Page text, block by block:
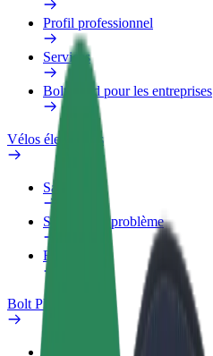
Profil professionnel
Services
Bolt Food pour les entreprises
Vélos électriques
Safety Lab
Signaler un problème
FAQ
Bolt Plus